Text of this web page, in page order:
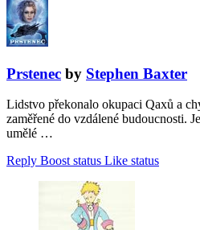
Prstenec by Stephen Baxter
Lidstvo překonalo okupaci Qaxů a
zaměřené do vzdálené budoucnosti.
umělé …
Reply Boost status Like status